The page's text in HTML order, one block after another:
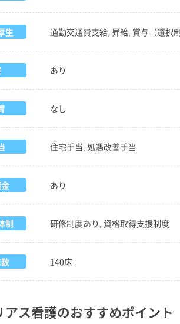
生 通勤交通費支給, 昇給, 賞与（選択
あり
なし
住宅手当, 処遇改善手当
あり
制 研修制度あり, 資格取得支援制度
140床
アス看護のおすすめポイント